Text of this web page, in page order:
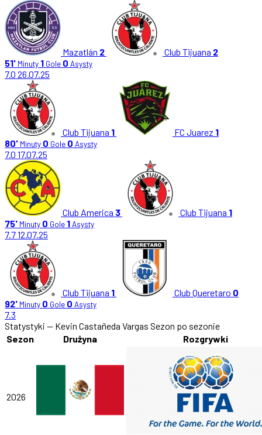
Mazatlán 2 Club Tijuana 2
51' Minuty 1 Gole 0 Asysty
7.0 26.07.25
Club Tijuana 1 FC Juarez 1
80' Minuty 0 Gole 0 Asysty
7.0 17.07.25
Club America 3 Club Tijuana 1
75' Minuty 0 Gole 1Asysty
7.712.07.25
Club Tijuana 1 Club Queretaro 0
92' Minuty 0 Gole 0 Asysty
7.3
Statystyki — Kevin Castañeda Vargas Sezon po sezonie
Sezon
Drużyna Rozgrywki
2026